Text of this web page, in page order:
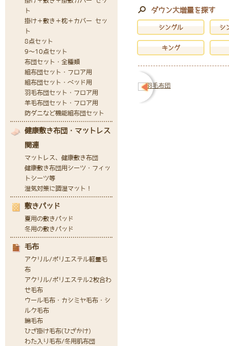
ダウン大増量を探す
シングル シ
キング